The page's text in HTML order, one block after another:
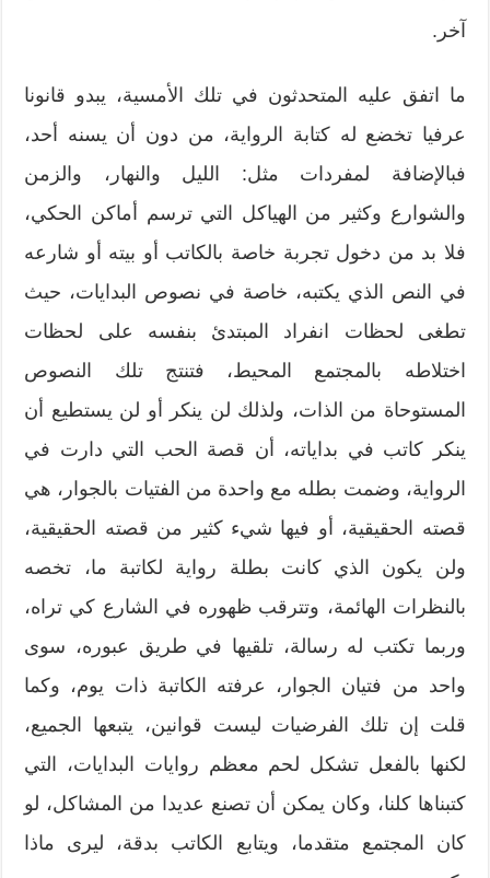
آخر.
ما اتفق عليه المتحدثون في تلك الأمسية، يبدو قانونا
عرفيا تخضع له كتابة الرواية، من دون أن يسنه أحد،
فبالإضافة لمفردات مثل: الليل والنهار، والزمن
والشوارع وكثير من الهياكل التي ترسم أماكن الحكي،
فلا بد من دخول تجربة خاصة بالكاتب أو بيته أو شارعه
في النص الذي يكتبه، خاصة في نصوص البدايات، حيث
تطغى لحظات انفراد المبتدئ بنفسه على لحظات
اختلاطه بالمجتمع المحيط، فتنتج تلك النصوص
المستوحاة من الذات، ولذلك لن ينكر أو لن يستطيع أن
ينكر كاتب في بداياته، أن قصة الحب التي دارت في
الرواية، وضمت بطله مع واحدة من الفتيات بالجوار، هي
قصته الحقيقية، أو فيها شيء كثير من قصته الحقيقية،
ولن يكون الذي كانت بطلة رواية لكاتبة ما، تخصه
بالنظرات الهائمة، وتترقب ظهوره في الشارع كي تراه،
وربما تكتب له رسالة، تلقيها في طريق عبوره، سوى
واحد من فتيان الجوار، عرفته الكاتبة ذات يوم، وكما
قلت إن تلك الفرضيات ليست قوانين، يتبعها الجميع،
لكنها بالفعل تشكل لحم معظم روايات البدايات، التي
كتبناها كلنا، وكان يمكن أن تصنع عديدا من المشاكل، لو
كان المجتمع متقدما، ويتابع الكاتب بدقة، ليرى ماذا